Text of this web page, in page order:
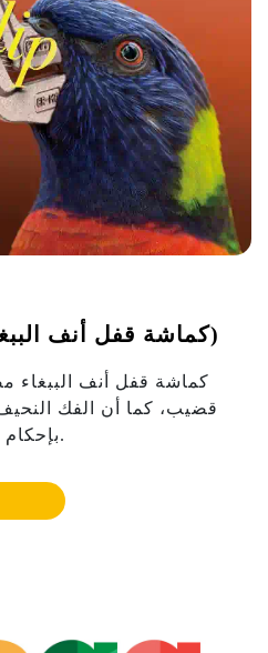
كماشة قفل أنف الببغاء (أداة شريط التأثير)
كماشة قفل أنف
قضيب، كما أن الفك
بإحكام على قضيب تأرجح السيارة.